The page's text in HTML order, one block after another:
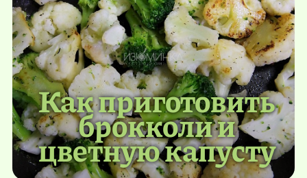
Как приготовить
брокколи и
цветную капусту